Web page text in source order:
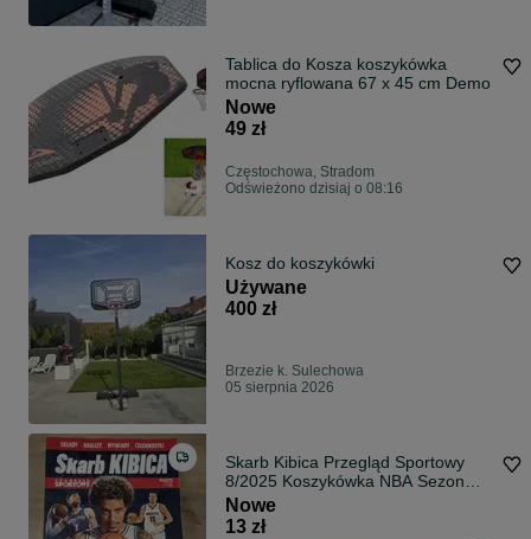
Tablica do Kosza koszykówka
mocna ryflowana 67 x 45 cm Demo
Nowe
49 zł
Częstochowa, Stradom
Odświeżono dzisiaj o 08:16
Kosz do koszykówki
Używane
400 zł
Brzezie k. Sulechowa
05 sierpnia 2026
Skarb Kibica Przegląd Sportowy
8/2025 Koszykówka NBA Sezon
2025/26
Nowe
13 zł